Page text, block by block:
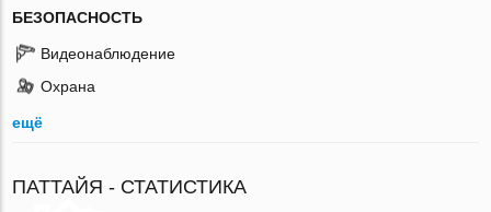
БЕЗОПАСНОСТЬ
Видеонаблюдение
Охрана
ещё
ПАТТАЙЯ - СТАТИСТИКА